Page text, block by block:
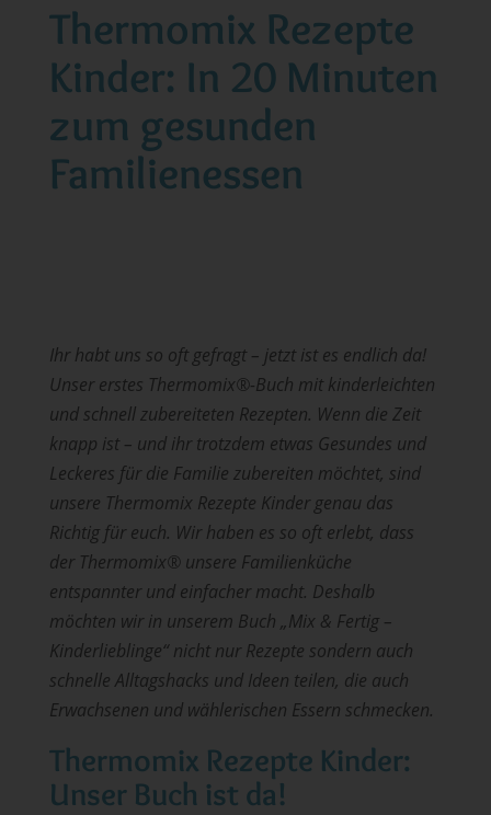
Thermomix Rezepte
Kinder: In 20 Minuten
zum gesunden
Familienessen
Ihr habt uns so oft gefragt – jetzt ist es endlich da!
Unser erstes Thermomix®-Buch mit kinderleichten
und schnell zubereiteten Rezepten. Wenn die Zeit
knapp ist – und ihr trotzdem etwas Gesundes und
Leckeres für die Familie zubereiten möchtet, sind
unsere Thermomix Rezepte Kinder genau das
Richtig für euch. Wir haben es so oft erlebt, dass
der Thermomix® unsere Familienküche
entspannter und einfacher macht. Deshalb
möchten wir in unserem Buch „Mix & Fertig –
Kinderlieblinge“ nicht nur Rezepte sondern auch
schnelle Alltagshacks und Ideen teilen, die auch
Erwachsenen und wählerischen Essern schmecken.
Thermomix Rezepte Kinder:
Unser Buch ist da!